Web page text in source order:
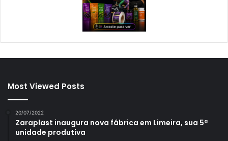
Most Viewed Posts
20/07/2022
Zaraplast inaugura nova fábrica em Limeira, sua 5ª
unidade produtiva